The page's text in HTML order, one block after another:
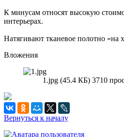
К минусам относят высокую
интерьерах.
Натягивают тканевое полотно
Вложения
1.jpg (45.4 КБ) 3710
Вернуться к началу